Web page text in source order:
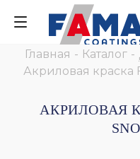
Главная - Каталог -
Акриловая краска
АКРИЛОВАЯ